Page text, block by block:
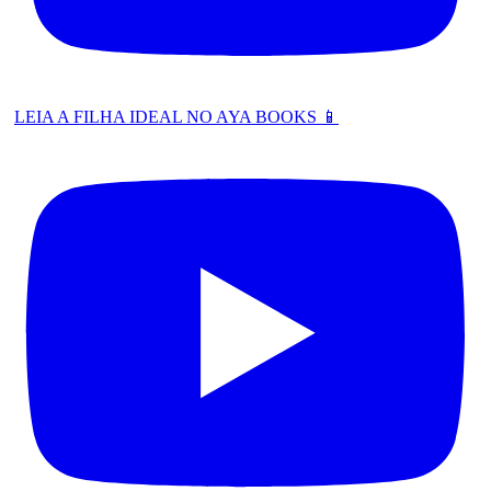
LEIA A FILHA IDEAL NO AYA BOOKS 📱